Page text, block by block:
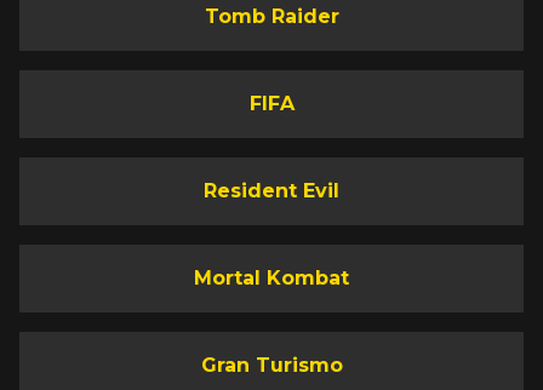
Tomb Raider
FIFA
Resident Evil
Mortal Kombat
Gran Turismo